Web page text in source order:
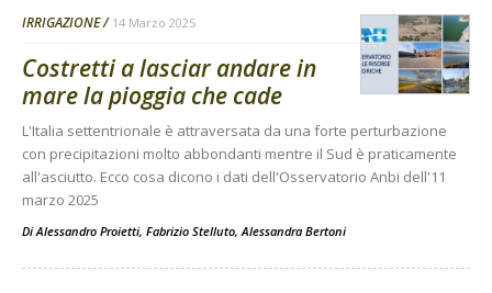
IRRIGAZIONE 14 Marzo 2025
Costretti a lasciar andare in
mare la pioggia che cade
L'Italia settentrionale è attraversata da una forte perturbazione
con precipitazioni molto abbondanti mentre il Sud è praticamente
all'asciutto. Ecco cosa dicono i dati dell'Osservatorio Anbi dell'11
marzo 2025
DiAlessandro Proietti, Fabrizio Stelluto, Alessandra Bertoni